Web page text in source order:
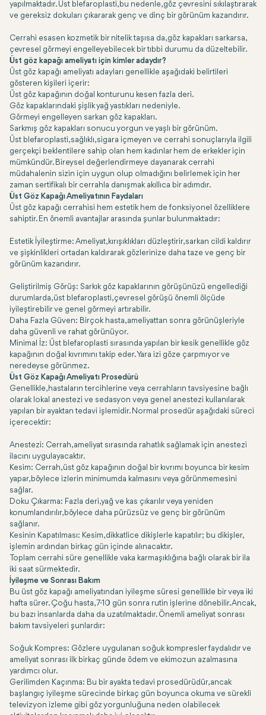
yapılmaktadır. Üst blefaroplasti, bu nedenle, göz çevresini sıkılaştırarak
ve gereksiz dokuları çıkararak genç ve dinç bir görünüm kazandırır.
Cerrahi esasen kozmetik bir nitelik taşısa da, göz kapakları sarkarsa,
çevresel görmeyi engelleyebilecek bir tıbbi durumu da düzeltebilir.
Üst göz kapağı ameliyatı için kimler adaydır?
Üst göz kapağı ameliyatı adayları genellikle aşağıdaki belirtileri
gösteren kişileri içerir:
Üst göz kapağının doğal konturunu kesen fazla deri.
Göz kapaklarındaki şişlik yağ yastıkları nedeniyle.
Görmeyi engelleyen sarkan göz kapakları.
Sarkmış göz kapakları sonucu yorgun ve yaşlı bir görünüm.
Üst blefaroplasti, sağlıklı, sigara içmeyen ve cerrahi sonuçlarıyla ilgili
gerçekçi beklentilere sahip olan hem kadınlar hem de erkekler için
mümkündür. Bireysel değerlendirmeye dayanarak cerrahi
müdahalenin sizin için uygun olup olmadığını belirlemek için her
zaman sertifikalı bir cerrahla danışmak akıllıca bir adımdır.
Üst Göz Kapağı Ameliyatının Faydaları
Üst göz kapağı cerrahisi hem estetik hem de fonksiyonel özelliklere
sahiptir. En önemli avantajlar arasında şunlar bulunmaktadır:
Estetik İyileştirme: Ameliyat, kırışıklıkları düzleştirir, sarkan cildi kaldırır
ve şişkinlikleri ortadan kaldırarak gözlerinize daha taze ve genç bir
görünüm kazandırır.
Geliştirilmiş Görüş: Sarkık göz kapaklarının görüşünüzü engellediği
durumlarda, üst blefaroplasti, çevresel görüşü önemli ölçüde
iyileştirebilir ve genel görmeyi artırabilir.
Daha Fazla Güven: Birçok hasta, ameliyattan sonra görünüşleriyle
daha güvenli ve rahat görünüyor.
Minimal İz: Üst blefaroplasti sırasında yapılan bir kesik genellikle göz
kapağının doğal kıvrımını takip eder. Yara izi göze çarpmıyor ve
neredeyse görünmez.
Üst Göz Kapağı Ameliyatı Prosedürü
Genellikle, hastaların tercihlerine veya cerrahların tavsiyesine bağlı
olarak lokal anestezi ve sedasyon veya genel anestezi kullanılarak
yapılan bir ayaktan tedavi işlemidir. Normal prosedür aşağıdaki süreci
içerecektir:
Anestezi: Cerrah, ameliyat sırasında rahatlık sağlamak için anestezi
ilacını uygulayacaktır.
Kesim: Cerrah, üst göz kapağının doğal bir kıvrımı boyunca bir kesim
yapar, böylece izlerin minimumda kalmasını veya görünmemesini
sağlar.
Doku Çıkarma: Fazla deri, yağ ve kas çıkarılır veya yeniden
konumlandırılır, böylece daha pürüzsüz ve genç bir görünüm
sağlanır.
Kesinin Kapatılması: Kesim, dikkatlice dikişlerle kapatılır; bu dikişler,
işlemin ardından birkaç gün içinde alınacaktır.
Toplam cerrahi süre genellikle vaka karmaşıklığına bağlı olarak bir ila
iki saat sürmektedir.
İyileşme ve Sonrası Bakım
Bu üst göz kapağı ameliyatından iyileşme süresi genellikle bir veya iki
hafta sürer. Çoğu hasta, 7-10 gün sonra rutin işlerine dönebilir. Ancak,
bu bazı insanlarda daha da uzatılmaktadır. Önemli ameliyat sonrası
bakım tavsiyeleri şunlardır:
Soğuk Kompres: Gözlere uygulanan soğuk kompresler faydalıdır ve
ameliyat sonrası ilk birkaç günde ödem ve ekimozun azalmasına
yardımcı olur.
Gerilimden Kaçınma: Bu bir ayakta tedavi prosedürüdür, ancak
başlangıç iyileşme sürecinde birkaç gün boyunca okuma ve sürekli
televizyon izleme gibi göz yorgunluğuna neden olabilecek